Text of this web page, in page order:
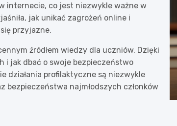
internecie, co jest niezwykle ważne w
jak unikać zagrożeń online i
przyjazne.
źródłem wiedzy dla uczniów. Dzięki
i jak dbać o swoje bezpieczeństwo
działania profilaktyczne są niezwykle
bezpieczeństwa najmłodszych członków